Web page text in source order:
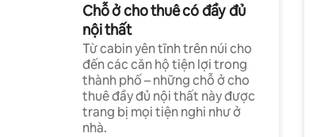
Chỗ ở cho thuê có đầy đủ
nội thất
Từ cabin yên tĩnh trên núi cho
đến các căn hộ tiện lợi trong
thành phố – những chỗ ở cho
thuê đầy đủ nội thất này được
trang bị mọi tiện nghi như ở
nhà.